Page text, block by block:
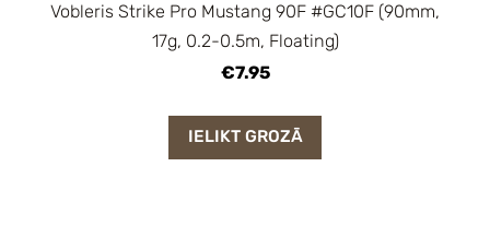
Vobleris Strike Pro Mustang 90F #GC10F (90mm,
17g, 0.2-0.5m, Floating)
€7.95
IELIKT GROZĀ